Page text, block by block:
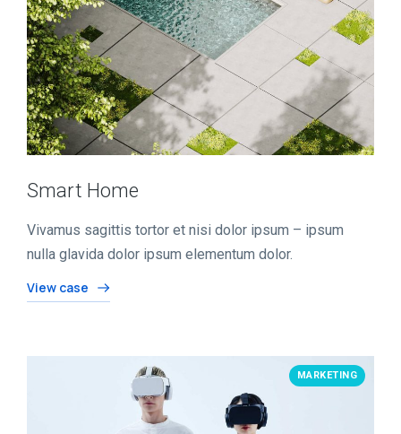
Smart Home
Vivamus sagittis tortor et nisi dolor ipsum – ipsum
nulla glavida dolor ipsum elementum dolor.
View case
MARKETING